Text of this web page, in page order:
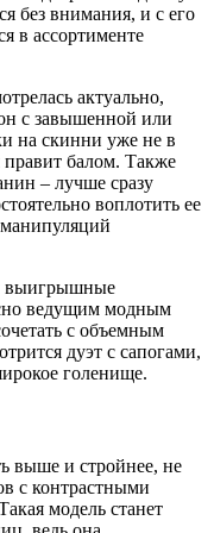
без внимания, и с его
в ассортименте
актуально,
с завышенной или
на скинни уже не в
балом. Также
– лучше сразу
воплотить ее
выигрышные
ведущим модным
с объемным
дуэт с сапогами,
голенище.
выше и стройнее, не
с контрастными
модель станет